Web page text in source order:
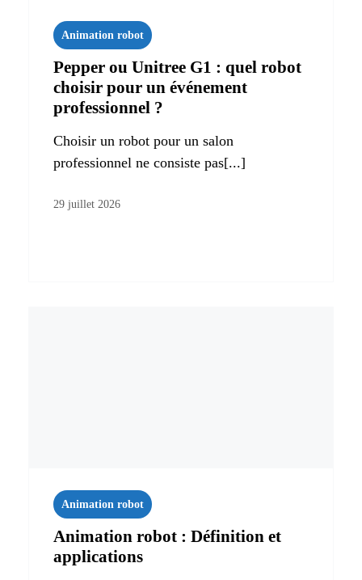
Animation robot
Pepper ou Unitree G1 : quel robot
choisir pour un événement
professionnel ?
Choisir un robot pour un salon
professionnel ne consiste pas[...]
29 juillet 2026
Animation robot
Animation robot : Définition et
applications